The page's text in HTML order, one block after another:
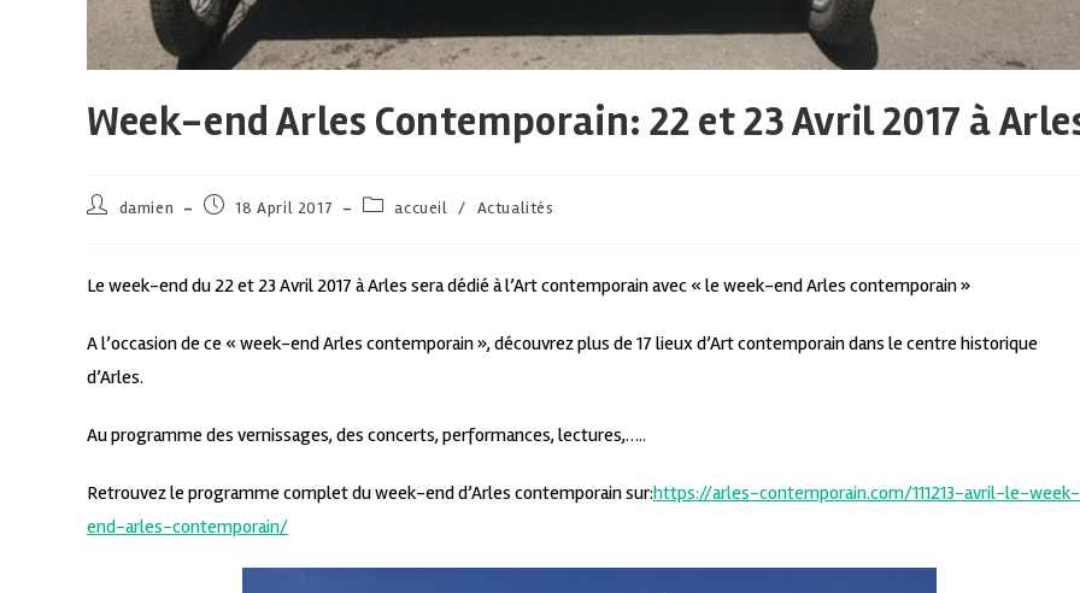
Week-end Arles Contemporain: 22 et 23 Avril 2017 à
damien 18 April 2017 accueil / Actualités
Le week-end du 22 et 23 Avril 2017 à Arles sera dédié à l’Art contemporain avec « le week-end Arles contemporain »
A l’occasion de ce « week-end Arles contemporain », découvrez plus de 17 lieux d’Art contemporain dans le centre historique
d’Arles.
Au programme des vernissages, des concerts, performances, lectures,…..
Retrouvez le programme complet du week-end d’Arles contemporain sur:https://arles-contemporain.com/111213-avril-le-week-
end-arles-contemporain/